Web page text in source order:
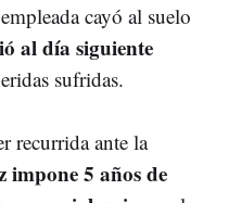
cayó al suelo
al día siguiente
sufridas.
recurrida ante la
impone 5 años de